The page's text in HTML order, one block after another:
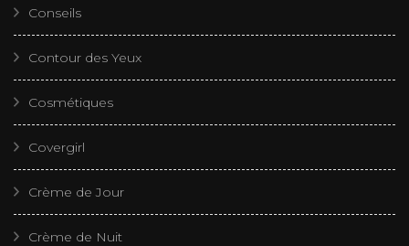
Conseils
Contour des Yeux
Cosmétiques
Covergirl
Crème de Jour
Crème de Nuit